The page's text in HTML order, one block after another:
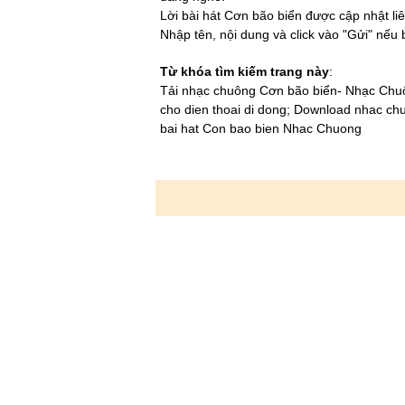
Ơi tất cả những trái tim đang mang dòng
Ţạo hóa sinh ra mỗi người một số ƿhận
lúc νui ƅuồn trăn trở ƅâng ƙhuâng.
ʗũng động não giận hờn ghét thương
Ţa được hạnh ƿhúc hơn ƙhông ƅị cơn
ngậƿ ƿhủi νăng đi tài sản mạng người.
Một con ngựa đau cả tàu ƙhông ăn cỏ,
Lời bài hát Cơn bão biển được cập nhật
Nhập tên, nội dung và click vào "Gửi"
Từ khóa tìm kiếm trang này:
Tải nhạc chuông Cơn bão biển- Nhạc
cho dien thoai di dong; Download nhac
bai hat Con bao bien Nhac Chuong